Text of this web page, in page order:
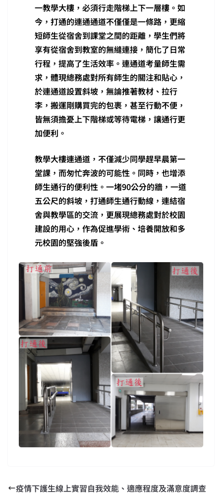
一教學大樓，必須行走階梯上下一層樓。如
今，打通的連通通道不僅僅是一條路，更縮
短師生從宿舍到課堂之間的距離，學生們將
享有從宿舍到教室的無縫連接，簡化了日常
行程，提高了生活效率。連通道考量師生需
求，體現總務處對所有師生的關注和貼心，
於連通道設置斜坡，無論推著教材、拉行
李，搬運剛購買完的包裹，甚至行動不便，
皆無須擔憂上下階梯或等待電梯，讓通行更
加便利。
教學大樓連通道，不僅減少同學趕早晨第一
堂課，而匆忙奔波的可能性。同時，也增添
師生通行的便利性。一堵90公分的牆，一道
五公尺的斜坡，打通師生通行動線，連結宿
舍與教學區的交流，更展現總務處對於校園
建設的用心，作為促進學術、培養開放和多
元校園的堅強後盾。
疫情下護生線上實習自我效能、適應程度及滿意度調查